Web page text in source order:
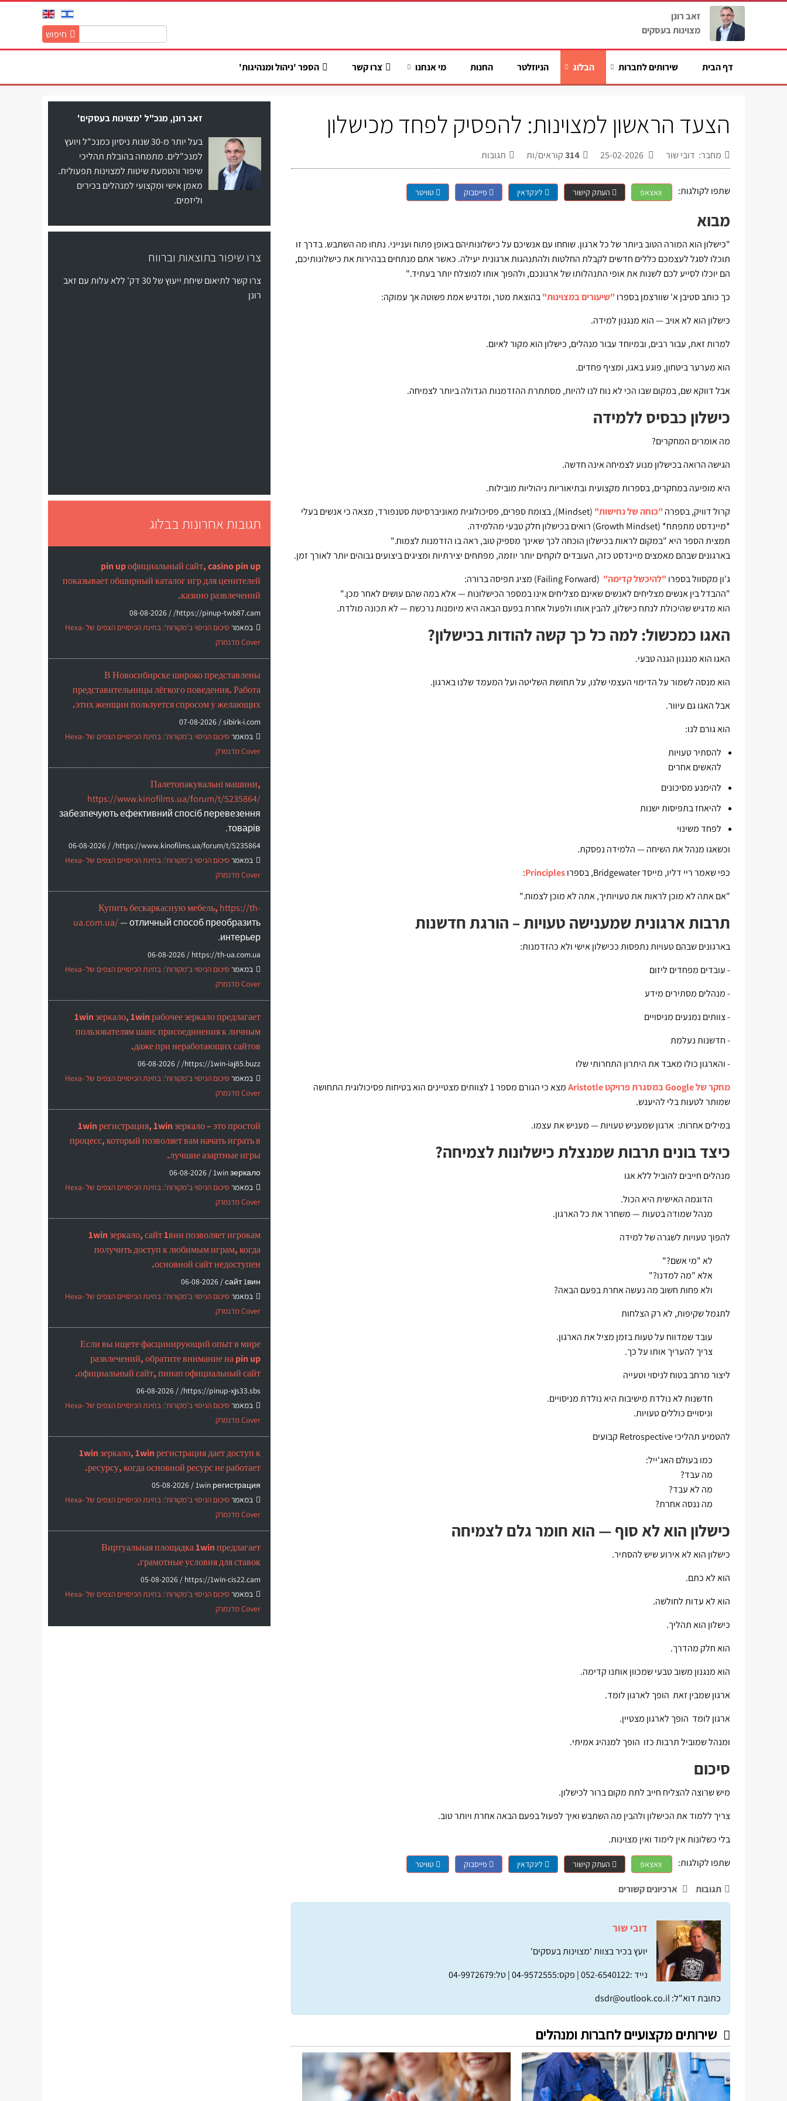
באתר:
חיפוש
זאב רונן
מצוינות בעסקים
דף הבית שירותים לחברות הבלוג הניוזלטר החנות מי אנחנו צרו קשר הספר 'ניהול ומנהיגות'
הצעד הראשון למצוינות: להפסיק לפחד מכישלון
מחבר: דובי שור 314קוראים/ות תגובות
שתפו לקולגות: וואצאפ העתק קישור לינקדאין פייסבוק טוויטר
מבוא
"כישלון הוא המורה הטוב ביותר של כל ארגון. שוחחו עם אנשיכם על כישלונותיהם באופן פתוח וענייני. נתחו מה השתבש. בדרך זו
תוכלו לסגל לעצמכם כללים חדשים לקבלת החלטות ולהתנהגות ארגונית יעילה. כאשר אתם מנתחים בבהירות את כישלונותיכם,
הם יוכלו לסייע לכם לשנות את אופי התנהלותו של ארגונכם, ולהפוך אותו למוצלח יותר בעתיד."
כך כותב סטיבן א' שוורצמן בספרו "שיעורים במצוינות"בהוצאת מטר, ומדגיש אמת פשוטה אך עמוקה:
כישלון הוא לא אויב — הוא מנגנון למידה.
למרות זאת, עבור רבים, ובמיוחד עבור מנהלים, כישלון הוא מקור לאיום.
הוא מערער ביטחון, פוגע באגו, ומציף פחדים.
אבל דווקא שם, במקום שבו הכי לא נוח לנו להיות, מסתתרת ההזדמנות הגדולה ביותר לצמיחה.
כישלון כבסיס ללמידה
מה אומרים המחקרים?
הגישה הרואה בכישלון מנוע לצמיחה אינה חדשה.
היא מופיעה במחקרים, בספרות מקצועית ובתיאוריות ניהוליות מובילות.
קרול דוויק, בספרה "כוחה של נחישות"
(Mindset), בצומת ספרים, פסיכולוגית מאוניברסיטת סטנפורד, מצאה כי אנשים בעלי
*מיינדסט מתפתח* (Growth Mindset) רואים בכישלון חלק טבעי מהלמידה.
תמצית הספר היא "במקום לראות בכישלון הוכחה לכך שאינך מספיק טוב, ראה בו הזדמנות לצמוח."
בארגונים שבהם מאמצים מיינדסט כזה, העובדים לוקחים יותר יוזמה, מפתחים יצירתיות ומציגים ביצועים גבוהים יותר לאורך זמן.
ג'ון מקסוול בספרו "להיכשל קדימה" (Failing Forward) מציג תפיסה ברורה:
"ההבדל בין אנשים מצליחים לאנשים שאינם מצליחים אינו במספר הכישלונות — אלא במה שהם עושים לאחר מכן."
הוא מדגיש שהיכולת לנתח כישלון, להבין אותו ולפעול אחרת בפעם הבאה היא מיומנות נרכשת — לא תכונה מולדת.
האגו כמכשול: למה כל כך קשה להודות בכישלון?
האגו הוא מנגנון הגנה טבעי.
הוא מנסה לשמור על הדימוי העצמי שלנו, על תחושת השליטה ועל המעמד שלנו בארגון.
אבל האגו גם עיוור.
הוא גורם לנו:
להסתיר טעויות
להאשים אחרים
להימנע מסיכונים
להיאחז בתפיסות ישנות
לפחד משינוי
וכשאגו מנהל את השיחה — הלמידה נפסקת.
כפי שאמר ריי דליו, מייסד Bridgewater, בספרו
Principles
:
"אם אתה לא מוכן לראות את טעויותיך, אתה לא מוכן לצמוח."
תרבות ארגונית שמענישה טעויות – הורגת חדשנות
בארגונים שבהם טעויות נתפסות ככישלון אישי ולא כהזדמנות:
- עובדים מפחדים ליזום
- מנהלים מסתירים מידע
- צוותים נמנעים מניסויים
- חדשנות נעלמת
- והארגון כולו מאבד את היתרון התחרותי שלו
מחקר של Google במסגרת פרויקט Aristotle
מצא כי הגורם מספר 1 לצוותים מצטיינים הוא בטיחות פסיכולוגית התחושה
שמותר לטעות בלי להיענש.
במילים אחרות: ארגון שמעניש טעויות — מעניש את עצמו.
כיצד בונים תרבות שמנצלת כישלונות לצמיחה?
מנהלים חייבים להוביל ללא אגו
הדוגמה האישית היא הכול.
מנהל שמודה בטעות — משחרר את כל הארגון.
להפוך טעויות לשגרה של למידה
לא "מי אשם?"
אלא "מה למדנו?"
ולא פחות חשוב מה נעשה אחרת בפעם הבאה?
לתגמל שקיפות, לא רק הצלחות
עובד שמדווח על טעות בזמן מציל את הארגון.
צריך להעריך אותו על כך.
ליצור מרחב בטוח לניסוי וטעייה
חדשנות לא נולדת מישיבות היא נולדת מניסויים.
וניסויים כוללים טעויות.
להטמיע תהליכי Retrospective קבועים
כמו בעולם האג'ייל:
מה עבד?
מה לא עבד?
מה ננסה אחרת?
כישלון הוא לא סוף — הוא חומר גלם לצמיחה
כישלון הוא לא אירוע שיש להסתיר.
הוא לא כתם.
הוא לא עדות לחולשה.
כישלון הוא תהליך.
הוא חלק מהדרך.
הוא מנגנון משוב טבעי שמכוון אותנו קדימה.
ארגון שמבין זאת הופך לארגון לומד.
ארגון לומד הופך לארגון מצטיין.
ומנהל שמוביל תרבות כזו הופך למנהיג אמיתי.
סיכום
מיש שרוצה להצליח חייב לתת מקום ברור לכישלון.
צריך ללמוד את הכישלון ולהבין מה השתבש ואיך לפעול בפעם הבאה אחרת ויותר טוב.
בלי כשלונות אין לימוד ואין מצוינות.
שתפו לקולגות:
וואצאפ העתק קישור לינקדאין פייסבוק טוויטר
תגובות ארכיונים קשורים
דובי שור
יועץ בכיר בצוות 'מצוינות בעסקים'
נייד :052-6540122 |
פקס:04-9572555 |
טל:04-9972679
כתובת דוא"ל:dsdr@outlook.co.il
שירותים מקצועיים לחברות ומנהלים
זאב רונן, מנכ"ל 'מצוינות בעסקים'
בעל יותר מ-30 שנות ניסיון כמנכ"ל ויועץ
למנכ"לים. מתמחה בהובלת תהליכי
שיפור והטמעת שיטות למצוינות תפעולית.
מאמן אישי ומקצועי למנהלים בכירים
וליזמים.
צרו שיפור בתוצאות וברווח
צרו קשר לתיאום שיחת ייעוץ של 30 דק' ללא עלות עם זאב
רונן
תגובות אחרונות בבלוג
pin up официальный сайт, casino pin up
показывает обширный каталог игр для ценителей
казино развлечений.
https://pinup-twb87.cam/ /
08-08-2026
במאמר
סיכום הניסוי ב'מקורות': בחינת הכיסויים הצפים של Hexa-
Cover מדנמרק
В Новосибирске широко представлены
представительницы лёгкого поведения. Работа
этих женщин пользуется спросом у желающих.
sibirk-i.com /
07-08-2026
במאמר
סיכום הניסוי ב'מקורות': בחינת הכיסויים הצפים של Hexa-
Cover מדנמרק
Палетопакувальні машини,
https://www.kinofilms.ua/forum/t/5235864/
забезпечують ефективний спосіб перевезення
товарів.
https://www.kinofilms.ua/forum/t/5235864/ /
06-08-2026
במאמר
סיכום הניסוי ב'מקורות': בחינת הכיסויים הצפים של Hexa-
Cover מדנמרק
Купить бескаркасную мебель, https://th-
ua.com.ua/— отличный способ преобразить
интерьер.
https://th-ua.com.ua /
06-08-2026
במאמר
סיכום הניסוי ב'מקורות': בחינת הכיסויים הצפים של Hexa-
Cover מדנמרק
1win зеркало, 1win рабочее зеркало предлагает
пользователям шанс присоединения к личным
даже при неработающих сайтов.
https://1win-iaj85.buzz/ /
06-08-2026
במאמר
סיכום הניסוי ב'מקורות': בחינת הכיסויים הצפים של Hexa-
Cover מדנמרק
1win регистрация, 1win зеркало – это простой
процесс, который позволяет вам начать играть в
лучшие азартные игры.
1win зеркало /
06-08-2026
במאמר
סיכום הניסוי ב'מקורות': בחינת הכיסויים הצפים של Hexa-
Cover מדנמרק
1win зеркало, сайт 1вин позволяет игрокам
получить доступ к любимым играм, когда
основной сайт недоступен.
сайт 1вин /
06-08-2026
במאמר
סיכום הניסוי ב'מקורות': בחינת הכיסויים הצפים של Hexa-
Cover מדנמרק
Если вы ищете фасцинирующий опыт в мире
развлечений, обратите внимание на pin up
официальный сайт, пинап официальный сайт.
https://pinup-xjs33.sbs/ /
06-08-2026
במאמר
סיכום הניסוי ב'מקורות': בחינת הכיסויים הצפים של Hexa-
Cover מדנמרק
1win зеркало, 1win регистрация дает доступ к
ресурсу, когда основной ресурс не работает.
1win регистрация /
05-08-2026
במאמר
סיכום הניסוי ב'מקורות': בחינת הכיסויים הצפים של Hexa-
Cover מדנמרק
Виртуальная площадка 1win предлагает
грамотные условия для ставок.
https://1win-cis22.cam /
05-08-2026
במאמר
סיכום הניסוי ב'מקורות': בחינת הכיסויים הצפים של Hexa-
Cover מדנמרק